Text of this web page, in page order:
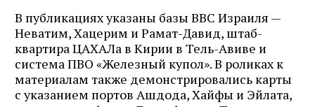
В публикациях указаны базы ВВС Израиля —
Неватим, Хацерим и Рамат-Давид, штаб-
квартира ЦАХАЛа в Кирии в Тель-Авиве и
система ПВО «Железный купол». В роликах к
материалам также демонстрировались карты
с указанием портов Ашдода, Хайфы и Эйлата,